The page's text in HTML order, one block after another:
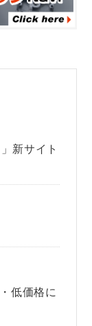
新サイト
低価格に